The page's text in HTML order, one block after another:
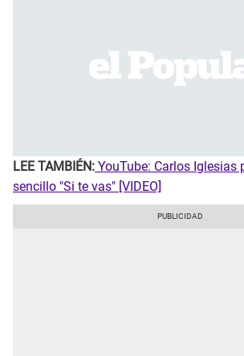
LEE TAMBIÉN: YouTube: Carlos Iglesias
sencillo "Si te vas" [VIDEO]